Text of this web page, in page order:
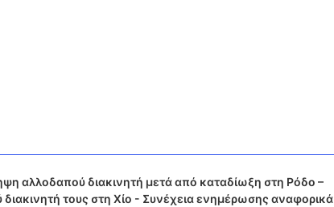
αλλοδαπού διακινητή μετά από καταδίωξη στη Ρόδο –
τους στη Χίο - Συνέχεια ενημέρωσης αναφορικά